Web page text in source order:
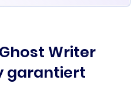
Writer
garantiert